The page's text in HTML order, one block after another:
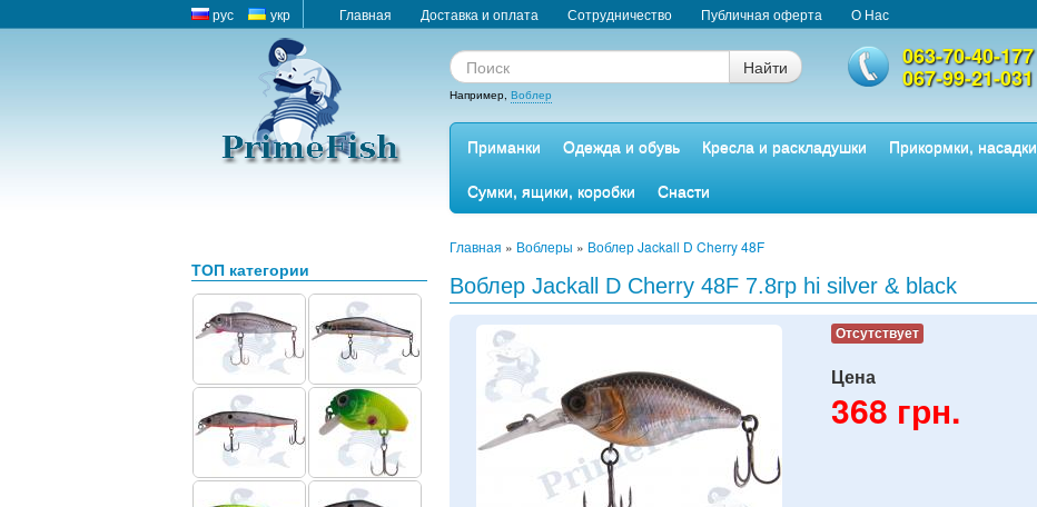
рус укр Главная Доставка и оплата Сотрудничество Публичная оферта О Нас
Найти
Например, Воблер
063-70-40-177
067-99-21-031
Приманки Одежда и обувь Кресла и раскладушки Прикормки, насадки
Сумки, ящики, коробки
Снасти
ТОП категории
Главная » Воблеры » Воблер Jackall D Cherry 48F
Воблер Jackall D Cherry 48F 7.8гр hi silver & black
Отсутствует
Цена
368 грн.